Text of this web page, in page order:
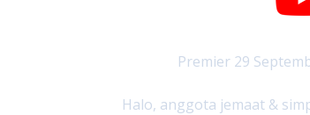
Premier 29
Halo, anggota jemaat &